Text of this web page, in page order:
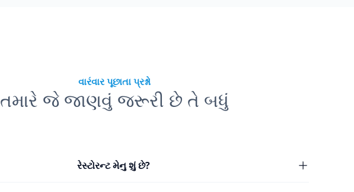
વારંવાર પૂછાતા પ્રશ્નો
તમારે જે જાણવું જરૂરી છે તે બધું
રેસ્ટોરન્ટ મેનુ શું છે?